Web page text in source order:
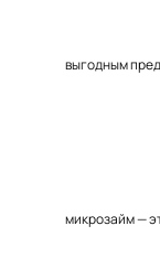
выгодным
микрозайм —